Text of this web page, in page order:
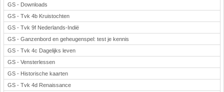
GS - Downloads
GS - Tvk 4b Kruistochten
GS - Tvk 9f Nederlands-Indië
GS - Ganzenbord en geheugenspel: test je kennis
GS - Tvk 4c Dagelijks leven
GS - Vensterlessen
GS - Historische kaarten
GS - Tvk 4d Renaissance